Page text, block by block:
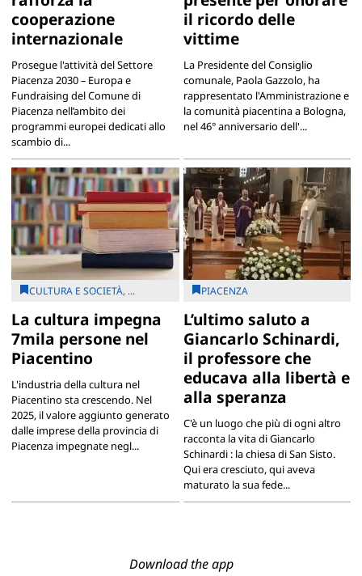
cooperazione
internazionale
Prosegue l'attività del Settore
Piacenza 2030 – Europa e
Fundraising del Comune di
Piacenza nell’ambito dei
programmi europei dedicati allo
scambio di...
il ricordo delle
vittime
La Presidente del Consiglio
comunale, Paola Gazzolo, ha
rappresentato l'Amministrazione e
la comunità piacentina a Bologna,
nel 46° anniversario dell'...
CULTURA E SOCIETÀ, ...
La cultura impegna
7mila persone nel
Piacentino
L'industria della cultura nel
Piacentino sta crescendo. Nel
2025, il valore aggiunto generato
dalle imprese della provincia di
Piacenza impegnate negl...
PIACENZA
L’ultimo saluto a
Giancarlo Schinardi,
il professore che
educava alla libertà e
alla speranza
C'è un luogo che più di ogni altro
racconta la vita di Giancarlo
Schinardi : la chiesa di San Sisto.
Qui era cresciuto, qui aveva
maturato la sua fede...
Download the app